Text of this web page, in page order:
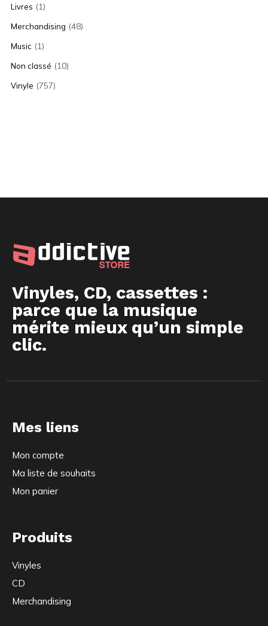
Livres (1)
Merchandising (48)
Music (1)
Non classé (10)
Vinyle (757)
Vinyles, CD, cassettes :
parce que la musique
mérite mieux qu’un simple
clic.
Mes liens
Mon compte
Ma liste de souhaits
Mon panier
Produits
Vinyles
CD
Merchandising